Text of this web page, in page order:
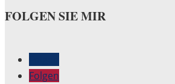
FOLGEN SIE MIR
Folgen